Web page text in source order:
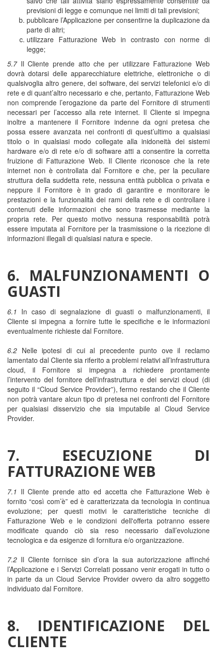
previsioni di legge e comunque nei limiti di tali previsioni;
pubblicare l’Applicazione per consentirne la duplicazione da
parte di altri;
utilizzare Fatturazione Web in contrasto con norme di
legge;
5.7Il Cliente prende atto che per utilizzare Fatturazione Web
dovrà dotarsi delle apparecchiature elettriche, elettroniche o di
qualsivoglia altro genere, dei software, dei servizi telefonici e/o di
rete e di quant’altro necessario e che, pertanto, Fatturazione Web
non comprende l’erogazione da parte del Fornitore di strumenti
necessari per l’accesso alla rete internet. Il Cliente si impegna
inoltre a mantenere il Fornitore indenne da ogni pretesa che
possa essere avanzata nei confronti di quest’ultimo a qualsiasi
titolo o in qualsiasi modo collegate alla inidoneità dei sistemi
hardware e/o di rete e/o di software atti a consentire la corretta
fruizione di Fatturazione Web. Il Cliente riconosce che la rete
internet non è controllata dal Fornitore e che, per la peculiare
struttura della suddetta rete, nessuna entità pubblica o privata e
neppure il Fornitore è in grado di garantire e monitorare le
prestazioni e la funzionalità dei rami della rete e di controllare i
contenuti delle informazioni che sono trasmesse mediante la
propria rete. Per questo motivo nessuna responsabilità potrà
essere imputata al Fornitore per la trasmissione o la ricezione di
informazioni illegali di qualsiasi natura e specie.
6. MALFUNZIONAMENTI O
GUASTI
6.1 In caso di segnalazione di guasti o malfunzionamenti, il
Cliente si impegna a fornire tutte le specifiche e le informazioni
eventualmente richieste dal Fornitore.
6.2 Nelle ipotesi di cui al precedente punto ove il reclamo
lamentato dal Cliente sia riferito a problemi relativi all’infrastruttura
cloud, il Fornitore si impegna a richiedere prontamente
l’intervento del fornitore dell’infrastruttura e dei servizi cloud (di
seguito il “Cloud Service Provider”), fermo restando che il Cliente
non potrà vantare alcun tipo di pretesa nei confronti del Fornitore
per qualsiasi disservizio che sia imputabile al Cloud Service
Provider.
7. ESECUZIONE DI
FATTURAZIONE WEB
7.1 Il Cliente prende atto ed accetta che Fatturazione Web è
fornito “così com’è” ed è caratterizzata da tecnologia in continua
evoluzione; per questi motivi le caratteristiche tecniche di
Fatturazione Web e le condizioni dell'offerta potranno essere
modificate quando ciò sia reso necessario dall’evoluzione
tecnologica e da esigenze di fornitura e/o organizzazione.
7.2 Il Cliente fornisce sin d’ora la sua autorizzazione affinché
l’Applicazione e i Servizi Correlati possano venir erogati in tutto o
in parte da un Cloud Service Provider ovvero da altro soggetto
individuato dal Fornitore.
8. IDENTIFICAZIONE DEL
CLIENTE